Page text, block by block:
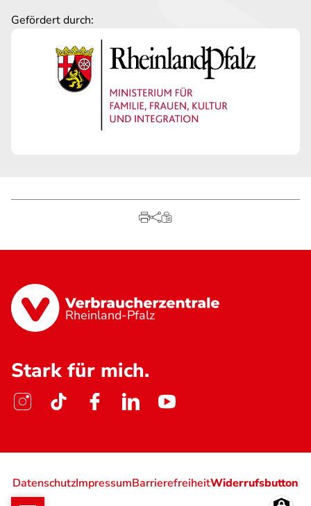
Gefördert durch:
Rheinland-Pfalz
Stark für mich.
DatenschutzImpressumBarrierefreiheitWiderrufsbutton